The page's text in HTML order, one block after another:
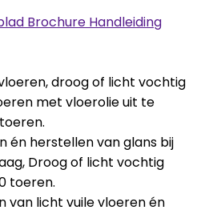
Brochure Handleiding
droog of licht vochtig
met vloerolie uit te
én herstellen van glans bij
Droog of licht vochtig
toeren.
van licht vuile vloeren én